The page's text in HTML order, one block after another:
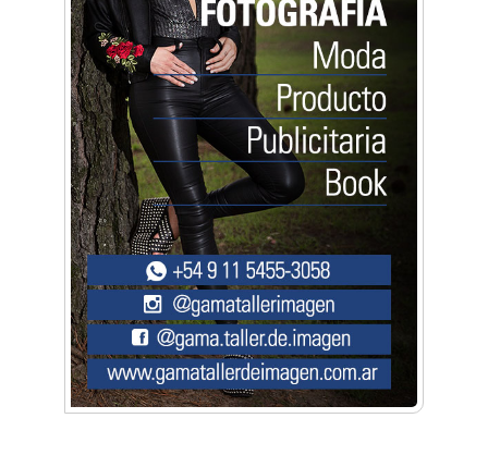
un asesoramiento integral para crecer con
seguridad"
Música, teatro, yoga, danza y mucho más:
Conocé todos los talleres para aprender y
disfrutar en la Zona Oeste